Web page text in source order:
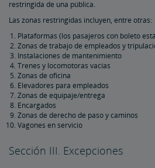
restringida de una pública.
Las zonas restringidas incluyen, entre otras:
Plataformas (los pasajeros con boleto
Zonas de trabajo de empleados y
Instalaciones de mantenimiento
Trenes y locomotoras vacías
Zonas de oficina
Elevadores para empleados
Zonas de equipaje/entrega
Encargados
Zonas de derecho de paso y caminos
Vagones en servicio
Sección III. Excepciones